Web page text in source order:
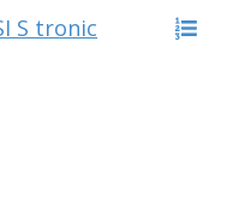
S tronic